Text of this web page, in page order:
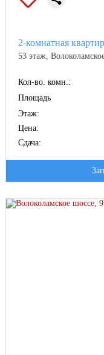
2-комнатная
53 этаж,
Кол-во. комн.:
Площадь
Этаж:
Цена:
Сдача: